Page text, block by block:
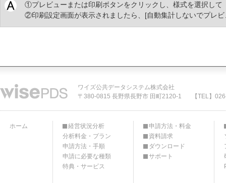
①プレビューまたは印刷ボタンをクリックし、様式を選択して
②印刷設定画面が表示されましたら、[自動集計しないでプレ
ワイズ公共データシステム株式会社
〒380-0815 長野県長野市 田町2120-1
【TEL】
ホーム
経営状況分析
分析料金・プラン
申請方法・手順
申請に必要な種類
特典・サービス
申請方法・料金
資料請求
ダウンロード
サポート